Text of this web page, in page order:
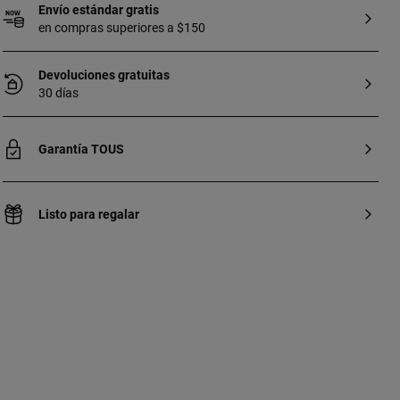
Envío estándar gratis
en compras superiores a $150
Devoluciones gratuitas
30 días
Garantía TOUS
Listo para regalar